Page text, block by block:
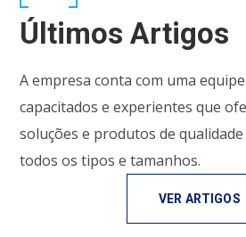
Últimos Artigos
A empresa conta com uma
capacitados e experientes que
soluções e produtos de
todos os tipos e tamanhos.
VER ARTIGOS